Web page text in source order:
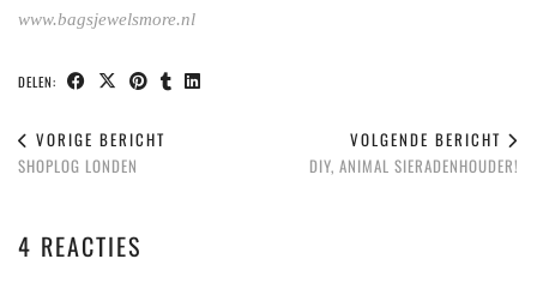
www.bagsjewelsmore.nl
DELEN:
VORIGE BERICHT
SHOPLOG LONDEN
VOLGENDE BERICHT
DIY, ANIMAL SIERADENHOUDER!
4 REACTIES